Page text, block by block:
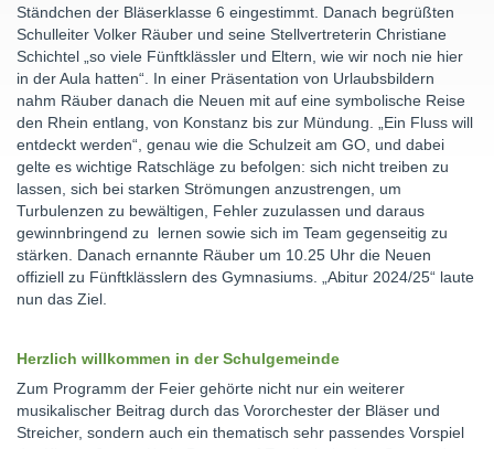
Ständchen der Bläserklasse 6 eingestimmt. Danach begrüßten
Schulleiter Volker Räuber und seine Stellvertreterin Christiane
Schichtel „so viele Fünftklässler und Eltern, wie wir noch nie hier
in der Aula hatten“. In einer Präsentation von Urlaubsbildern
nahm Räuber danach die Neuen mit auf eine symbolische Reise
den Rhein entlang, von Konstanz bis zur Mündung. „Ein Fluss will
entdeckt werden“, genau wie die Schulzeit am GO, und dabei
gelte es wichtige Ratschläge zu befolgen: sich nicht treiben zu
lassen, sich bei starken Strömungen anzustrengen, um
Turbulenzen zu bewältigen, Fehler zuzulassen und daraus
gewinnbringend zu lernen sowie sich im Team gegenseitig zu
stärken. Danach ernannte Räuber um 10.25 Uhr die Neuen
offiziell zu Fünftklässlern des Gymnasiums. „Abitur 2024/25“ laute
nun das Ziel.
Herzlich willkommen in der Schulgemeinde
Zum Programm der Feier gehörte nicht nur ein weiterer
musikalischer Beitrag durch das Vororchester der Bläser und
Streicher, sondern auch ein thematisch sehr passendes Vorspiel